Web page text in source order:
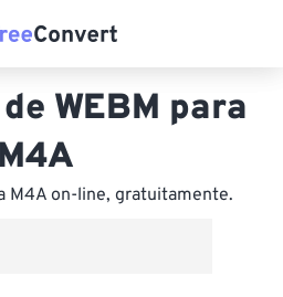
WEBM para
M4A
M4A on-line, gratuitamente.